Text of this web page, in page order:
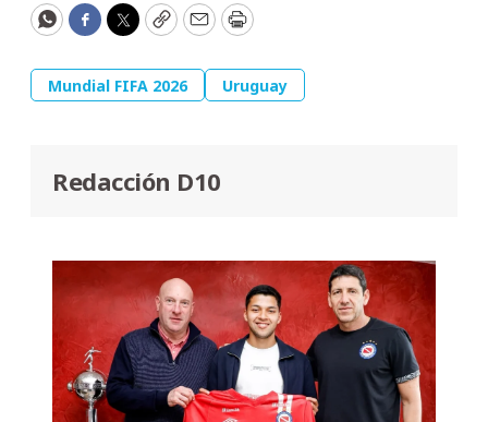
WhatsApp
Facebook
Twitter
CopyEmailPrint
Mundial FIFA 2026 Uruguay
Redacción D10